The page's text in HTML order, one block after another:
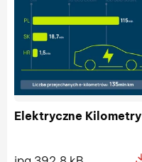
Elektryczne Kilometry